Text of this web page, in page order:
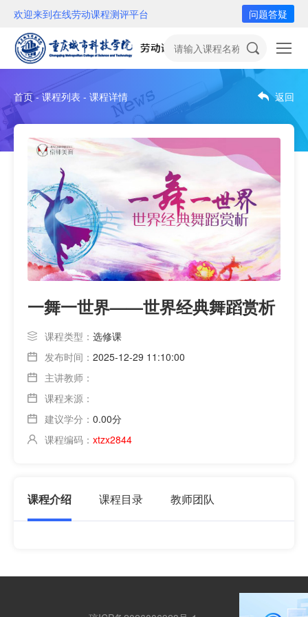
欢迎来到在线劳动课程测评平台 问题答疑
首页 - 课程列表 - 课程详情 返回
一舞一世界——世界经典舞蹈赏析
课程类型： 选修课
发布时间： 2025-12-29 11:10:00
主讲教师：
课程来源：
建议学分： 0.00分
课程编码： xtzx2844
课程介绍 课程目录 教师团队